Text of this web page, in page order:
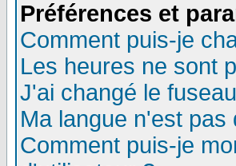
Préférences et
Comment puis-je
Les heures ne sont
J'ai changé le
Ma langue n'est pas
Comment puis-je